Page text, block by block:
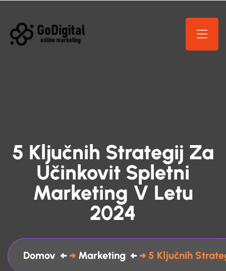
5 Ključnih Strategij Za
Učinkovit Spletni
Marketing V Letu
2024
Domov Marketing 5 Ključnih